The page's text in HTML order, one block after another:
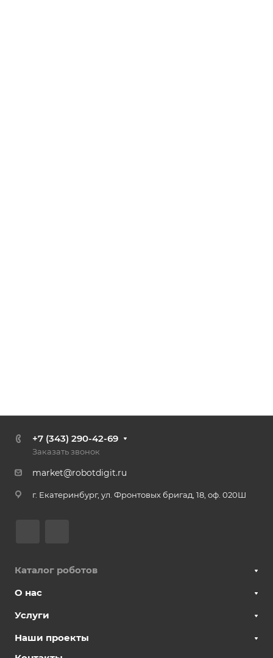
+7 (343) 290-42-69
Заказать звонок
market@robotdigit.ru
г. Екатеринбург, ул. Фронтовых бригад, 18, оф. 020Ш
Каталог роботов
О нас
Услуги
Наши проекты